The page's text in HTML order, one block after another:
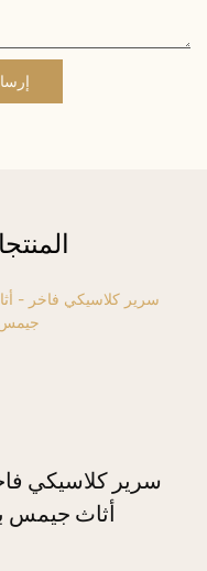
سرير كلاسيكي
أثاث جيمس